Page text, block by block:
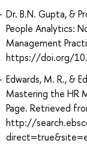
Dr. B.N. Gupta, &
People Analytics:
Management
https://doi.org/
Edwards, M. R., &
Mastering the HR
Page. Retrieved
http://